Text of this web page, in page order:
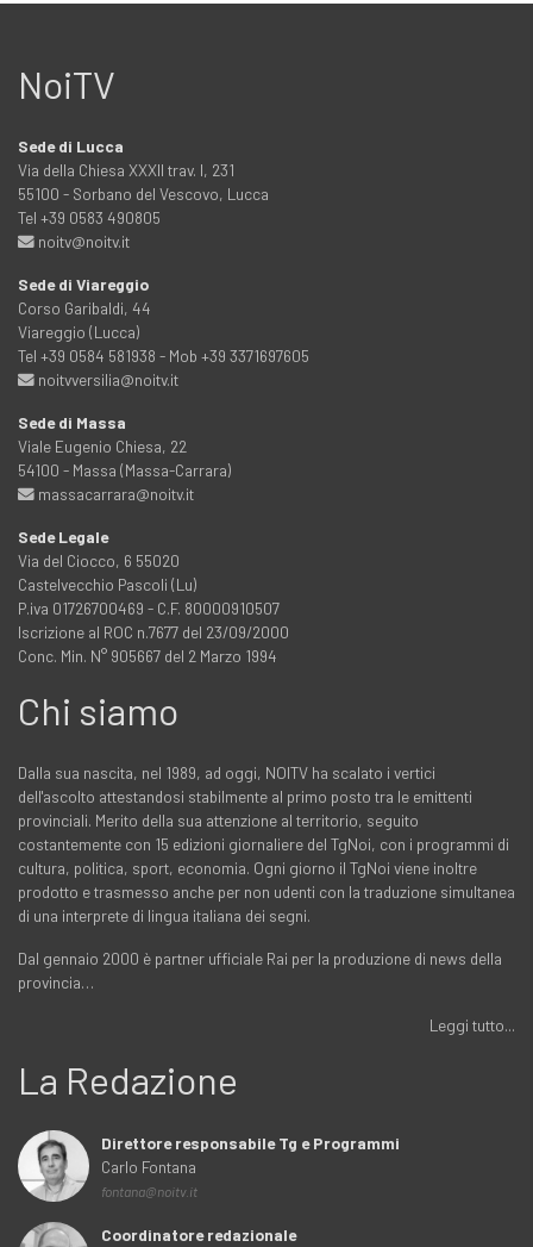
NoiTV
Sede di Lucca
Via della Chiesa XXXII trav. I, 231
55100 - Sorbano del Vescovo, Lucca
Tel +39 0583 490805
noitv@noitv.it
Sede di Viareggio
Corso Garibaldi, 44
Viareggio (Lucca)
Tel +39 0584 581938 - Mob +39 3371697605
noitvversilia@noitv.it
Sede di Massa
Viale Eugenio Chiesa, 22
54100 - Massa (Massa-Carrara)
massacarrara@noitv.it
Sede Legale
Via del Ciocco, 6 55020
Castelvecchio Pascoli (Lu)
P.iva 01726700469 - C.F. 80000910507
Iscrizione al ROC n.7677 del 23/09/2000
Conc. Min. N° 905667 del 2 Marzo 1994
Chi siamo
Dalla sua nascita, nel 1989, ad oggi, NOITV ha scalato i vertici
dell'ascolto attestandosi stabilmente al primo posto tra le emittenti
provinciali. Merito della sua attenzione al territorio, seguito
costantemente con 15 edizioni giornaliere del TgNoi, con i programmi di
cultura, politica, sport, economia. Ogni giorno il TgNoi viene inoltre
prodotto e trasmesso anche per non udenti con la traduzione simultanea
di una interprete di lingua italiana dei segni.
Dal gennaio 2000 è partner ufficiale Rai per la produzione di news della
provincia…
Leggi tutto...
La Redazione
Direttore responsabile Tg e Programmi
Carlo Fontana
fontana@noitv.it
Coordinatore redazionale